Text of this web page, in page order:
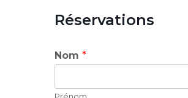
Réservations
Nom *